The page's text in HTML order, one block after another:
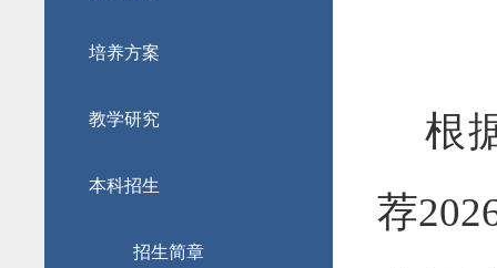
培养方案
教学研究
本科招生
招生简章
根
荐